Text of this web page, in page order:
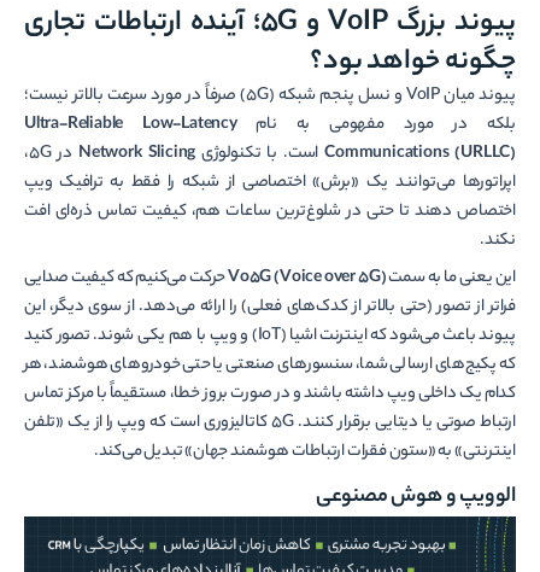
پیوند بزرگ VoIP و 5G؛ آینده ارتباطات تجاری
چگونه خواهد بود؟
پیوند میان VoIP و نسل پنجم شبکه (5G) صرفاً در مورد سرعت بالاتر نیست؛
بلکه در مورد مفهومی به نامUltra-Reliable Low-Latency
Communications (URLLC)است. با تکنولوژی Network Slicing
در 5G،
اپراتورها می‌توانند یک «برش» اختصاصی از شبکه را فقط به ترافیک ویپ
اختصاص دهند تا حتی در شلوغ‌ترین ساعات هم، کیفیت تماس ذره‌ای افت
نکند.
این یعنی ما به سمتVo5G (Voice over 5G)حرکت می‌کنیم که کیفیت صدایی
فراتر از تصور (حتی بالاتر از کدک‌های فعلی) را ارائه می‌دهد. از سوی دیگر، این
پیوند باعث می‌شود که اینترنت اشیا (IoT) و ویپ با هم یکی شوند. تصور کنید
که پکیج‌های ارسالی شما، سنسورهای صنعتی یا حتی خودروهای هوشمند، هر
کدام یک داخلی ویپ داشته باشند و در صورت بروز خطا، مستقیماً با مرکز تماس
ارتباط صوتی یا دیتایی برقرار کنند. 5G کاتالیزوری است که ویپ را از یک «تلفن
اینترنتی» به «ستون فقرات ارتباطات هوشمند جهان» تبدیل می‌کند.
الوویپ و هوش مصنوعی